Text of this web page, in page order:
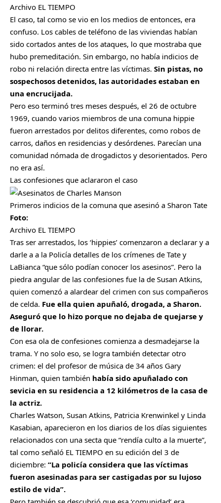
Archivo EL TIEMPO
El caso, tal como se vio en los medios de entonces, era
confuso. Los cables de teléfono de las viviendas habían
sido cortados antes de los ataques, lo que mostraba que
hubo premeditación. Sin embargo, no había indicios de
robo ni relación directa entre las víctimas. Sin pistas, no
sospechosos detenidos, las autoridades estaban en
una encrucijada.
Pero eso terminó tres meses después, el 26 de octubre
1969, cuando varios miembros de una comuna hippie
fueron arrestados por delitos diferentes, como robos de
carros, daños en residencias y desórdenes. Parecían una
comunidad nómada de drogadictos y desorientados. Pero
no era así.
Las confesiones que aclararon el caso
Primeros indicios de la comuna que asesinó a Sharon Tate
Foto:
Archivo EL TIEMPO
Tras ser arrestados, los ‘hippies’ comenzaron a declarar y a
darle a a la Policía detalles de los crímenes de Tate y
LaBianca “que sólo podían conocer los asesinos”. Pero la
piedra angular de las confesiones fue la de Susan Atkins,
quien comenzó a alardear del crimen con sus compañeros
de celda. Fue ella quien apuñaló, drogada, a Sharon.
Aseguró que lo hizo porque no dejaba de quejarse y
de llorar.
Con esa ola de confesiones comienza a desmadejarse la
trama. Y no solo eso, se logra también detectar otro
crimen: el del profesor de música de 34 años Gary
Hinman, quien también había sido apuñalado con
sevicia en su residencia a 12 kilómetros de la casa de
la actriz.
Charles Watson, Susan Atkins, Patricia Krenwinkel y Linda
Kasabian, aparecieron en los diarios de los días siguientes
relacionados con una secta que “rendía culto a la muerte”,
tal como señaló EL TIEMPO en su edición del 3 de
diciembre: “La policía considera que las víctimas
fueron asesinadas para ser castigadas por su lujoso
estilo de vida”.